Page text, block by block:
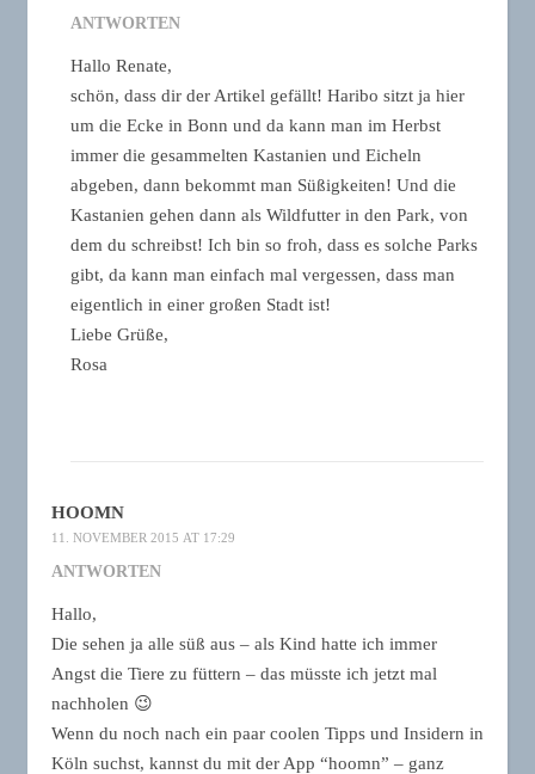
ANTWORTEN
Hallo Renate,
schön, dass dir der Artikel gefällt! Haribo sitzt ja hier
um die Ecke in Bonn und da kann man im Herbst
immer die gesammelten Kastanien und Eicheln
abgeben, dann bekommt man Süßigkeiten! Und die
Kastanien gehen dann als Wildfutter in den Park, von
dem du schreibst! Ich bin so froh, dass es solche Parks
gibt, da kann man einfach mal vergessen, dass man
eigentlich in einer großen Stadt ist!
Liebe Grüße,
Rosa
HOOMN
11. NOVEMBER 2015 AT 17:29
ANTWORTEN
Hallo,
Die sehen ja alle süß aus – als Kind hatte ich immer
Angst die Tiere zu füttern – das müsste ich jetzt mal
nachholen 😉
Wenn du noch nach ein paar coolen Tipps und Insidern in
Köln suchst, kannst du mit der App “hoomn” – ganz